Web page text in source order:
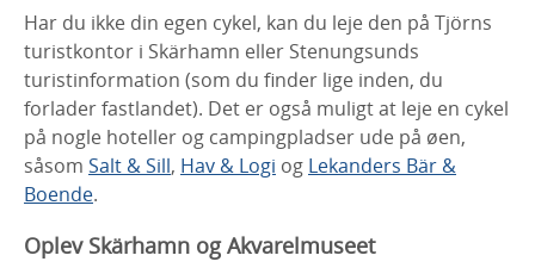
Har du ikke din egen cykel, kan du leje den på Tjörns
turistkontor i Skärhamn eller Stenungsunds
turistinformation (som du finder lige inden, du
forlader fastlandet). Det er også muligt at leje en cykel
på nogle hoteller og campingpladser ude på øen,
såsom Salt & Sill, Hav & Logi og Lekanders Bär &
Boende.
Oplev Skärhamn og Akvarelmuseet